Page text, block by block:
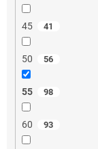
45 41
50 56
55 98
60 93